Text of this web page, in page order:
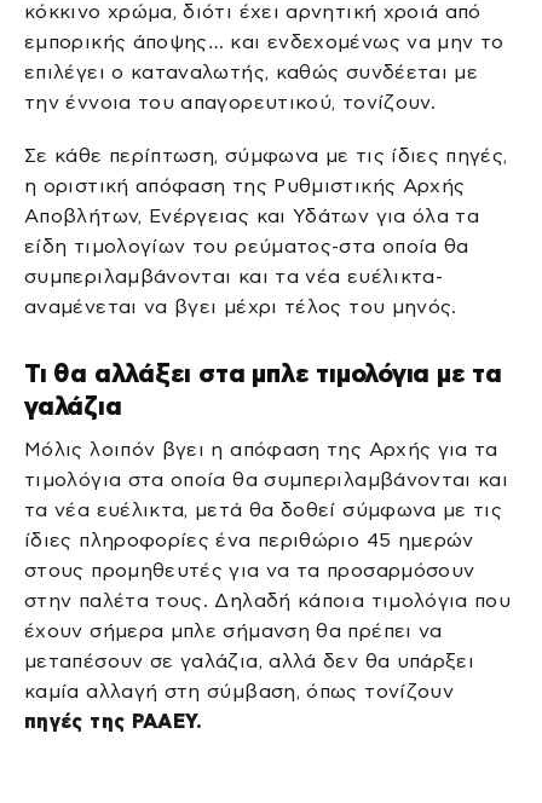
κόκκινο χρώμα, διότι έχει αρνητική χροιά από
εμπορικής άποψης… και ενδεχομένως να μην το
επιλέγει ο καταναλωτής, καθώς συνδέεται με
την έννοια του απαγορευτικού, τονίζουν.
Σε κάθε περίπτωση, σύμφωνα με τις ίδιες πηγές,
η οριστική απόφαση της Ρυθμιστικής Αρχής
Αποβλήτων, Ενέργειας και Υδάτων για όλα τα
είδη τιμολογίων του ρεύματος-στα οποία θα
συμπεριλαμβάνονται και τα νέα ευέλικτα-
αναμένεται να βγει μέχρι τέλος του μηνός.
Τι θα αλλάξει στα μπλε τιμολόγια με τα
γαλάζια
Μόλις λοιπόν βγει η απόφαση της Αρχής για τα
τιμολόγια στα οποία θα συμπεριλαμβάνονται και
τα νέα ευέλικτα, μετά θα δοθεί σύμφωνα με τις
ίδιες πληροφορίες ένα περιθώριο 45 ημερών
στους προμηθευτές για να τα προσαρμόσουν
στην παλέτα τους. Δηλαδή κάποια τιμολόγια που
έχουν σήμερα μπλε σήμανση θα πρέπει να
μεταπέσουν σε γαλάζια, αλλά δεν θα υπάρξει
καμία αλλαγή στη σύμβαση, όπως τονίζουν
πηγές της ΡΑΑΕΥ.